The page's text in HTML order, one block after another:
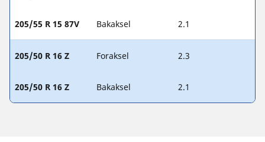
205/55 R 15 87V Bakaksel 2.1
205/50 R 16 Z Foraksel 2.3
205/50 R 16 Z Bakaksel 2.1